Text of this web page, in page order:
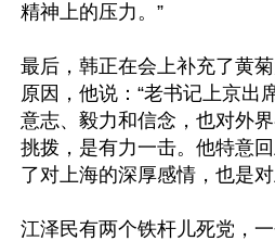
精神上的压力。”
最后，韩正在会上补充了黄
原因，他说：“老书记上京出
意志、毅力和信念，也对外
挑拨，是有力一击。他特意
了对上海的深厚感情，也是
江泽民有两个铁杆儿死党，